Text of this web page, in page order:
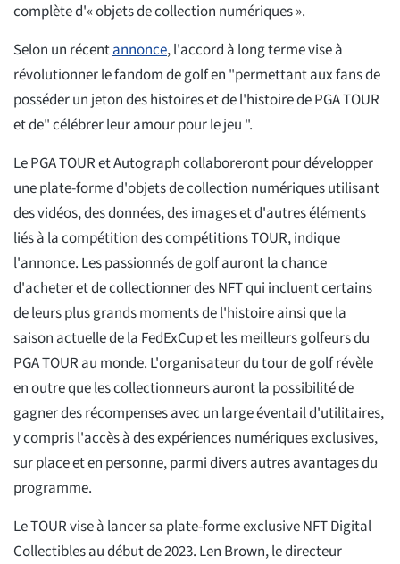
complète d'« objets de collection numériques ».
Selon un récentannonce, l'accord à long terme vise à
révolutionner le fandom de golf en "permettant aux fans de
posséder un jeton des histoires et de l'histoire de PGA TOUR
et de" célébrer leur amour pour le jeu ".
Le PGA TOUR et Autograph collaboreront pour développer
une plate-forme d'objets de collection numériques utilisant
des vidéos, des données, des images et d'autres éléments
liés à la compétition des compétitions TOUR, indique
l'annonce. Les passionnés de golf auront la chance
d'acheter et de collectionner des NFT qui incluent certains
de leurs plus grands moments de l'histoire ainsi que la
saison actuelle de la FedExCup et les meilleurs golfeurs du
PGA TOUR au monde. L'organisateur du tour de golf révèle
en outre que les collectionneurs auront la possibilité de
gagner des récompenses avec un large éventail d'utilitaires,
y compris l'accès à des expériences numériques exclusives,
sur place et en personne, parmi divers autres avantages du
programme.
Le TOUR vise à lancer sa plate-forme exclusive NFT Digital
Collectibles au début de 2023. Len Brown, le directeur